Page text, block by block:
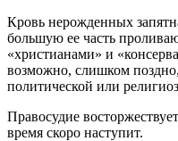
Кровь нерожденных
большую ее часть
«христианами» и
возможно, слишком
политической или
Правосудие
время скоро наступит.